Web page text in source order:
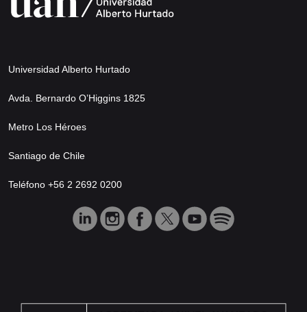
Universidad Alberto Hurtado
Avda. Bernardo O’Higgins 1825
Metro Los Héroes
Santiago de Chile
Teléfono +56 2 2692 0200